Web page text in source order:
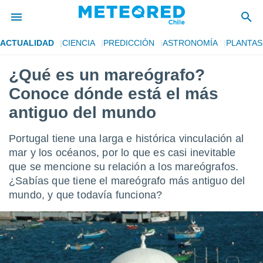
de
por
la
calidad.
a este
las
y
digital
basada
ACTUALIDAD CIENCIA PREDICCIÓN ASTRONOMÍA PLANTAS
¿Qué es un mareógrafo?
Conoce dónde está el más
antiguo del mundo
Portugal tiene una larga e histórica vinculación al
mar y los océanos, por lo que es casi inevitable
que se mencione su relación a los mareógrafos.
¿Sabías que tiene el mareógrafo más antiguo del
mundo, y que todavía funciona?